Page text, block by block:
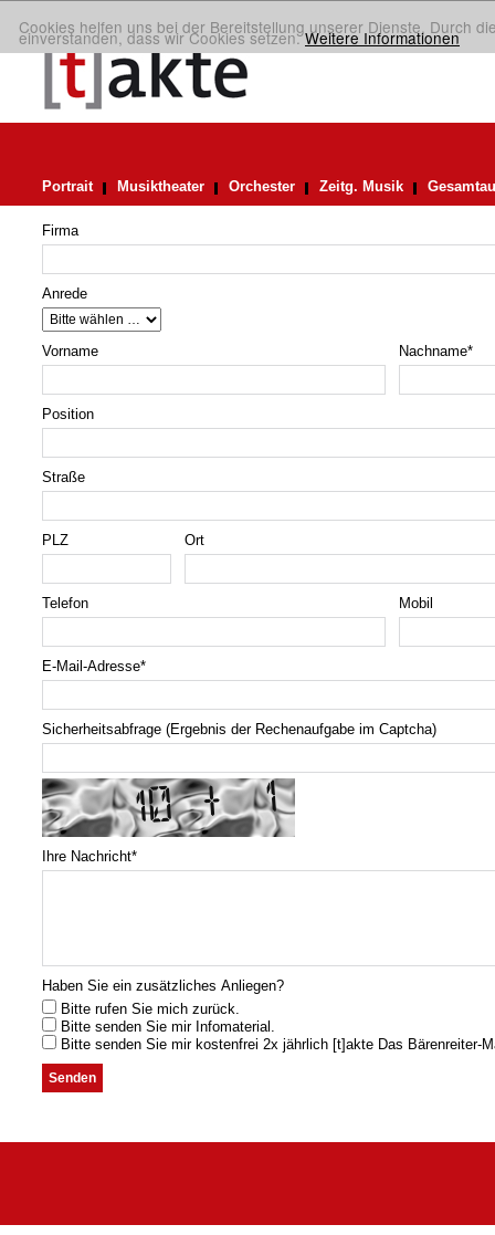
Cookies helfen uns bei der Bereitstellung unserer Dienste. Durch
einverstanden, dass wir Cookies setzen.Weitere Informationen
Portrait Musiktheater Orchester Zeitg. Musik
Firma
Anrede
Vorname Nachname*
Position
Straße
PLZ Ort
Telefon Mobil
E-Mail-Adresse*
Sicherheitsabfrage (Ergebnis der Rechenaufgabe im Captcha)
Ihre Nachricht*
Haben Sie ein zusätzliches Anliegen?
Bitte rufen Sie mich zurück.
Bitte senden Sie mir Infomaterial.
Bitte senden Sie mir kostenfrei 2x jährlich [t]akte Das Bärenreiter-